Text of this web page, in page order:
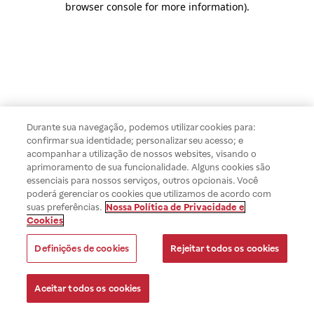
browser console for more information).
Durante sua navegação, podemos utilizar cookies para:
confirmar sua identidade; personalizar seu acesso; e
acompanhar a utilização de nossos websites, visando o
aprimoramento de sua funcionalidade. Alguns cookies são
essenciais para nossos serviços, outros opcionais. Você
poderá gerenciar os cookies que utilizamos de acordo com
suas preferências. Nossa Política de Privacidade e
Cookies
Definições de cookies Rejeitar todos os cookies
Aceitar todos os cookies